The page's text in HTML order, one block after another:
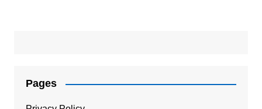
Pages